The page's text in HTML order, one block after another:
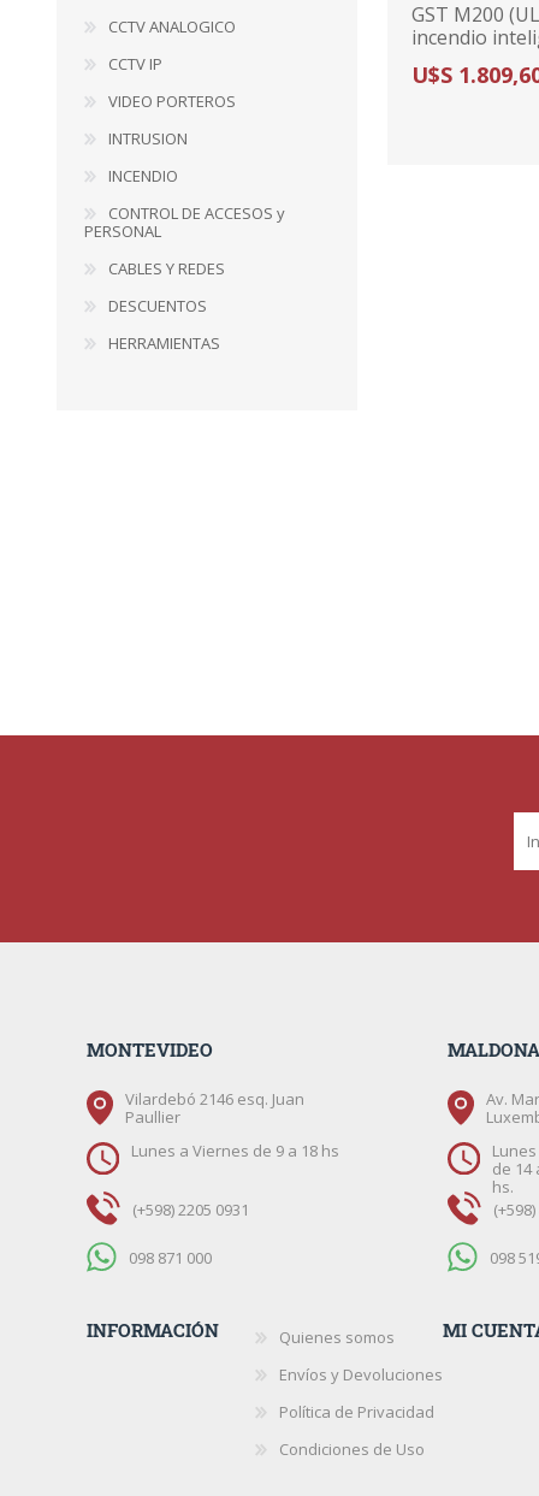
GST M200
incendio
U$S
CCTV ANALOGICO
CCTV IP
VIDEO PORTEROS
INTRUSION
INCENDIO
CONTROL DE ACCESOS y
PERSONAL
CABLES Y REDES
DESCUENTOS
HERRAMIENTAS
MONTEVIDEO
Vilardebó 2146 esq. Juan
Paullier
Lunes a Viernes de 9 a 18 hs
(+598) 2205 0931
098 871 000
Av.
de 14
hs.
098
INFORMACIÓN
Quienes somos
Envíos y Devoluciones
Política de Privacidad
Condiciones de Uso
MI